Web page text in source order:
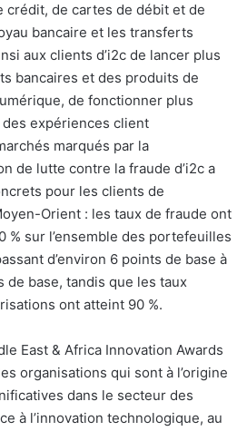
crédit, de cartes de débit et de
bancaire et les transferts
aux clients d’i2c de lancer plus
bancaires et des produits de
de fonctionner plus
expériences client
marqués par la
de lutte contre la fraude d’i2c a
pour les clients de
Orient : les taux de fraude ont
% sur l’ensemble des portefeuilles
d’environ 6 points de base à
de base, tandis que les taux
ont atteint 90 %.
East & Africa Innovation Awards
organisations qui sont à l’origine
dans le secteur des
à l’innovation technologique, au